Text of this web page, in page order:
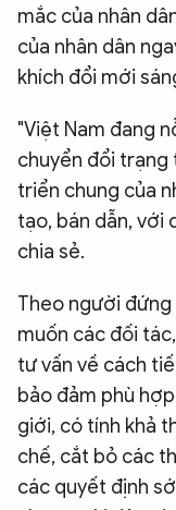
mắc của nhân
của nhân dân
khích đổi mới
"Việt Nam đang
chuyển đổi trạng
triển chung của
tạo, bán dẫn, với
chia sẻ.
Theo người đứng
muốn các đối
tư vấn về cách
bảo đảm phù
giới, có tính khả
chế, cắt bỏ các
các quyết định